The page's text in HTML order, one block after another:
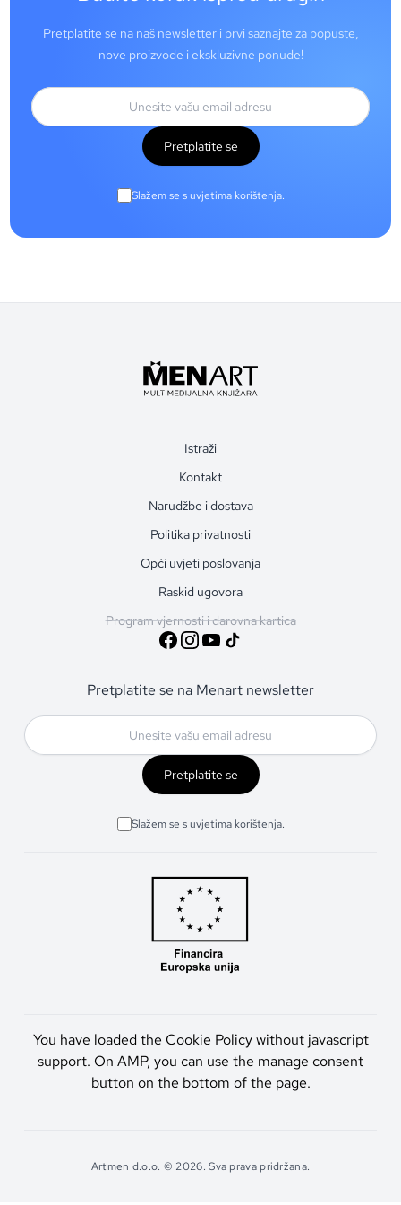
Pretplatite se na naš newsletter i prvi saznajte za popuste,
nove proizvode i ekskluzivne ponude!
Pretplatite se
Slažem se s uvjetima korištenja.
Istraži
Kontakt
Narudžbe i dostava
Politika privatnosti
Opći uvjeti poslovanja
Raskid ugovora
Program vjernosti i darovna kartica
Pretplatite se na Menart newsletter
Pretplatite se
Slažem se s uvjetima korištenja.
You have loaded the Cookie Policy without javascript
support. On AMP, you can use the manage consent
button on the bottom of the page.
Artmen d.o.o. © 2026. Sva prava pridržana.